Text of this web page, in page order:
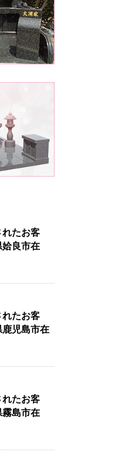
れたお客
姶良市在
れたお客
児島市在
れたお客
霧島市在